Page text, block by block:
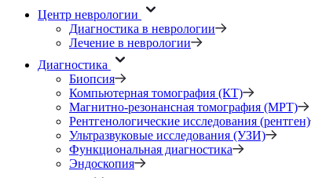
Центр неврологии
Диагностика в неврологии
Лечение в неврологии
Диагностика
Биопсия
Компьютерная томография (КТ)
Магнитно-резонансная томография (МРТ)
Рентгенологические исследования (рентген)
Ультразвуковые исследования (УЗИ)
Функциональная диагностика
Эндоскопия